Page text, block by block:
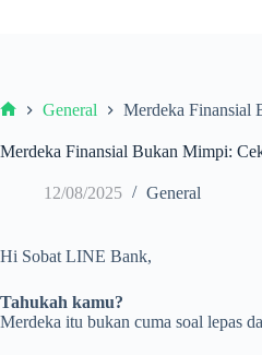
General Merdeka Finansial
Merdeka Finansial Bukan Mimpi:
12/08/2025 General
Hi Sobat LINE Bank,
Tahukah kamu?
Merdeka itu bukan cuma soal lepas